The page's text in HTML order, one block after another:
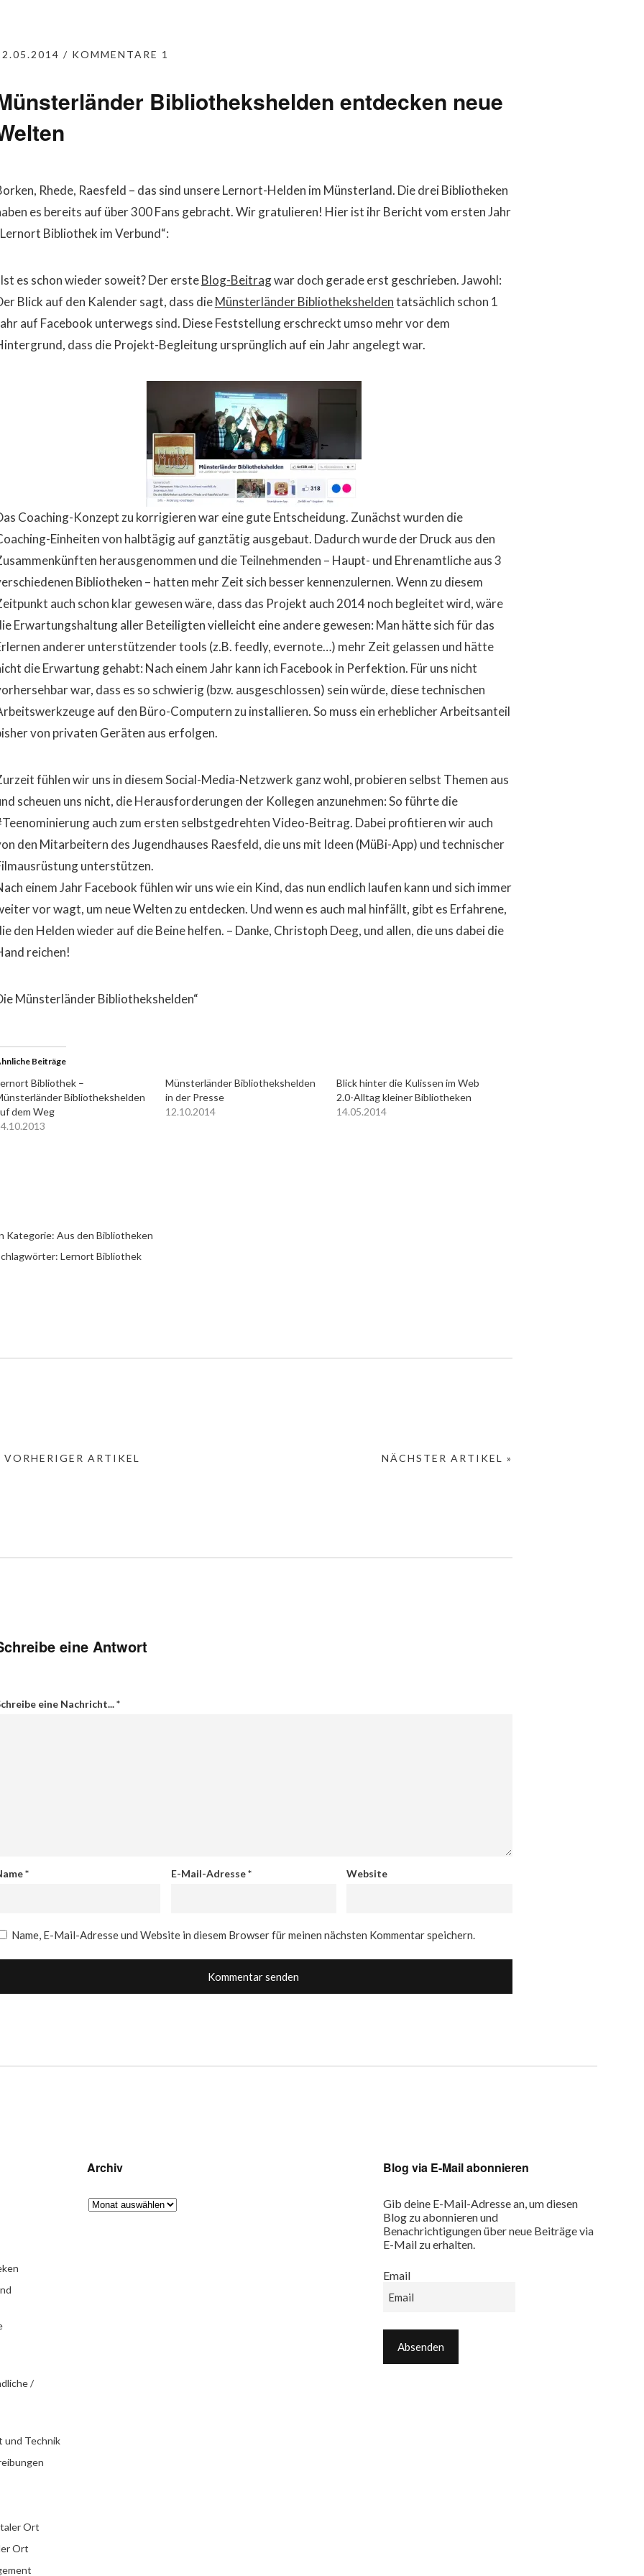
KOMMENTARE 1
Bibliothekshelden entdecken neue
Rhede, Raesfeld – das sind unsere Lernort-Helden im Münsterland. Die drei Bibliotheken
es bereits auf über 300 Fans gebracht. Wir gratulieren! Hier ist ihr Bericht vom ersten Jahr
Bibliothek im Verbund“:
es schon wieder soweit? Der ersteBlog-Beitragwar doch gerade erst geschrieben. Jawohl:
Blick auf den Kalender sagt, dass dieMünsterländer Bibliotheksheldentatsächlich schon 1
auf Facebook unterwegs sind. Diese Feststellung erschreckt umso mehr vor dem
dass die Projekt-Begleitung ursprünglich auf ein Jahr angelegt war.
Coaching-Konzept zu korrigieren war eine gute Entscheidung. Zunächst wurden die
Einheiten von halbtägig auf ganztätig ausgebaut. Dadurch wurde der Druck aus den
herausgenommen und die Teilnehmenden – Haupt- und Ehrenamtliche aus 3
Bibliotheken – hatten mehr Zeit sich besser kennenzulernen. Wenn zu diesem
auch schon klar gewesen wäre, dass das Projekt auch 2014 noch begleitet wird, wäre
Erwartungshaltung aller Beteiligten vielleicht eine andere gewesen: Man hätte sich für das
anderer unterstützender tools (z.B. feedly, evernote…) mehr Zeit gelassen und hätte
die Erwartung gehabt: Nach einem Jahr kann ich Facebook in Perfektion. Für uns nicht
war, dass es so schwierig (bzw. ausgeschlossen) sein würde, diese technischen
auf den Büro-Computern zu installieren. So muss ein erheblicher Arbeitsanteil
von privaten Geräten aus erfolgen.
fühlen wir uns in diesem Social-Media-Netzwerk ganz wohl, probieren selbst Themen aus
scheuen uns nicht, die Herausforderungen der Kollegen anzunehmen: So führte die
auch zum ersten selbstgedrehten Video-Beitrag. Dabei profitieren wir auch
den Mitarbeitern des Jugendhauses Raesfeld, die uns mit Ideen (MüBi-App) und technischer
unterstützen.
einem Jahr Facebook fühlen wir uns wie ein Kind, das nun endlich laufen kann und sich immer
vor wagt, um neue Welten zu entdecken. Und wenn es auch mal hinfällt, gibt es Erfahrene,
den Helden wieder auf die Beine helfen. – Danke, Christoph Deeg, und allen, die uns dabei die
reichen!
Münsterländer Bibliothekshelden“
Beiträge
Bibliothek –
Bibliothekshelden
dem Weg
Münsterländer Bibliothekshelden
in der Presse
12.10.2014
Blick hinter die Kulissen im Web
2.0-Alltag kleiner Bibliotheken
14.05.2014
Kategorie: Aus den Bibliotheken
Lernort Bibliothek
NÄCHSTER ARTIKEL »
VORHERIGER ARTIKEL
eine Antwort
eine Nachricht...*
* E-Mail-Adresse* Website
Name, E-Mail-Adresse und Website in diesem Browser für meinen nächsten Kommentar speichern.
/
und Technik
Ort
Ort
Archiv Blog via E-Mail abonnieren
Gib deine E-Mail-Adresse an, um diesen
Blog zu abonnieren und
Benachrichtigungen über neue Beiträge via
E-Mail zu erhalten.
Email